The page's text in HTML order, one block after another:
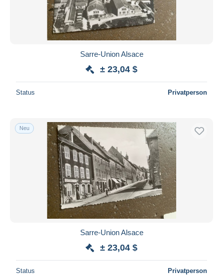
Sarre-Union Alsace
± 23,04 $
Status Privatperson
Neu
Sarre-Union Alsace
± 23,04 $
Status Privatperson